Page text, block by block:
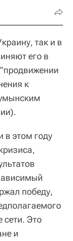
так и в
его в
к
в этом году
победу,
сети. Это
и